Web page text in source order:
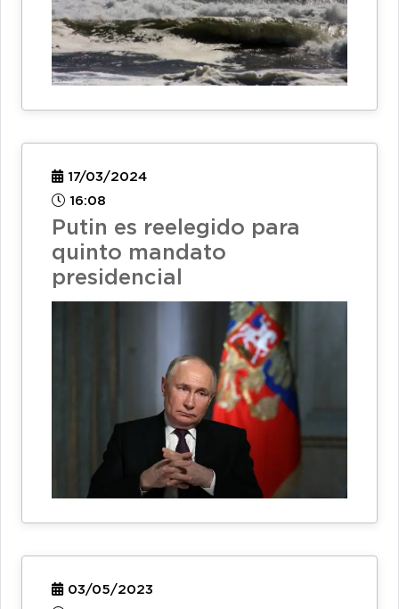
17/03/2024
16:08
Putin es reelegido para
quinto mandato
presidencial
03/05/2023